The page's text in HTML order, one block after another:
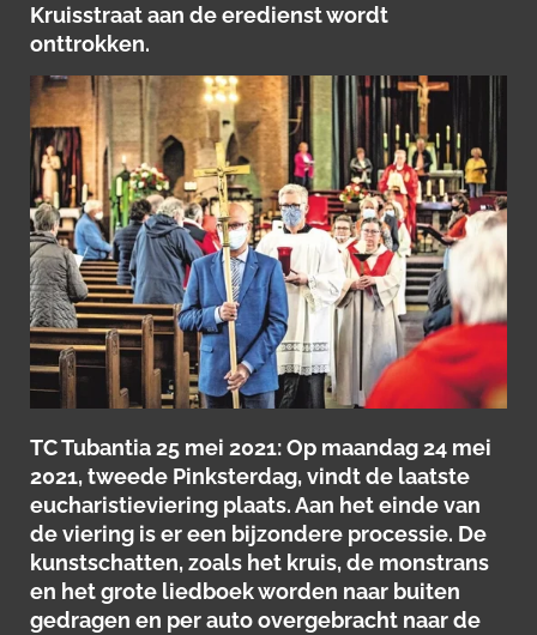
Kruisstraat aan de eredienst wordt
onttrokken.
TC Tubantia 25 mei 2021: Op maandag 24 mei
2021, tweede Pinksterdag, vindt de laatste
eucharistieviering plaats. Aan het einde van
de viering is er een bijzondere processie. De
kunstschatten, zoals het kruis, de monstrans
en het grote liedboek worden naar buiten
gedragen en per auto overgebracht naar de